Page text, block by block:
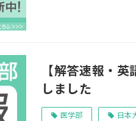
【解答速報・
しました
医学部 日本